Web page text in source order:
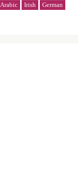
Arabic Irish
German